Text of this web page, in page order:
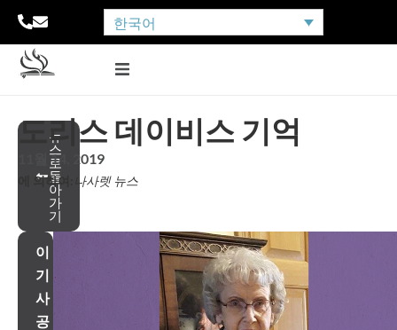
한국어
뉴
스
로
돌
아
가
기
도리스 데이비스 기억
11월 14, 2019
에 의하여: 나사렛 뉴스
이
기
사
공